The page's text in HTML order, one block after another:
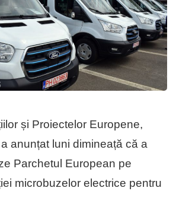
și Proiectelor Europene,
anunțat luni dimineață că a
Parchetul European pe
microbuzelor electrice pentru